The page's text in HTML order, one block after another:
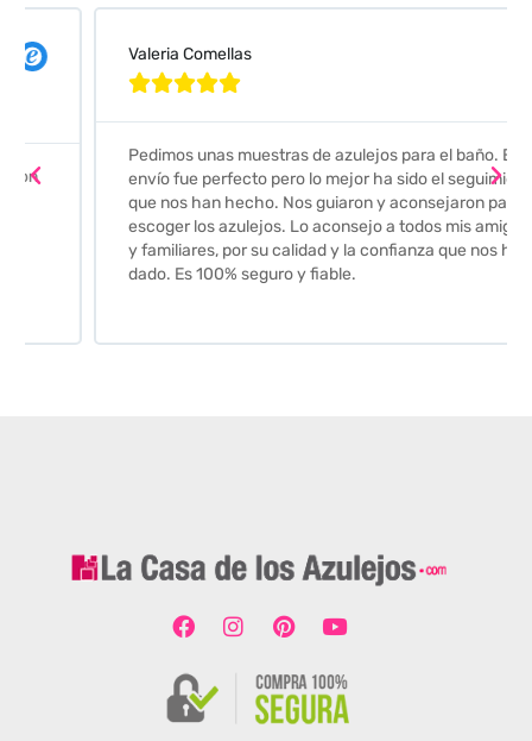
Valeria Comellas

Pedimos unas muestras de azulejos para el baño. El
envío fue perfecto pero lo mejor ha sido el seguimiento
que nos han hecho. Nos guiaron y aconsejaron para
escoger los azulejos. Lo aconsejo a todos mis amigos
y familiares, por su calidad y la confianza que nos han
dado. Es 100% seguro y fiable.